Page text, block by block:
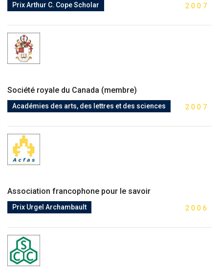
Prix Arthur C. Cope Scholar 2 0 0 7
Société royale du Canada (membre)
Académies des arts, des lettres et des sciences 2 0 0 7
Association francophone pour le savoir
Prix Urgel Archambault 2 0 0 6